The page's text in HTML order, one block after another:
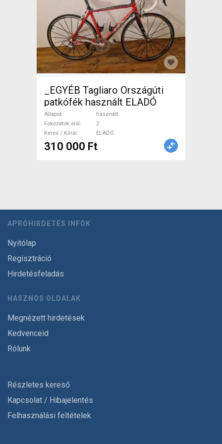
_EGYÉB Tagliaro Országúti
patkófék használt ELADÓ
Állapot
használt
Fokozatok elöl
2
Keres / Kínál
ELADÓ
310 000 Ft
APRÓHIRDETÉS INFÓK
Nyitólap
Regisztráció
Hirdetésfeladás
HASZNOS OLDALAK
Megnézett hirdetések
Kedvenceid
Rólunk
Részletes kereső
Kapcsolat / Hibajelentés
Felhasználási feltételek